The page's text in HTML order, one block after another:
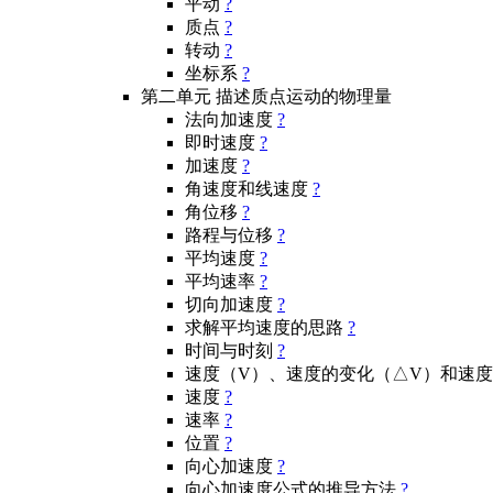
平动 ?
质点 ?
转动 ?
坐标系 ?
第二单元 描述质点运动的物理量
法向加速度 ?
即时速度 ?
加速度 ?
角速度和线速度 ?
角位移 ?
路程与位移 ?
平均速度 ?
平均速率 ?
切向加速度 ?
求解平均速度的思路 ?
时间与时刻 ?
速度（V）、速度的变化（△V）和速
速度 ?
速率 ?
位置 ?
向心加速度 ?